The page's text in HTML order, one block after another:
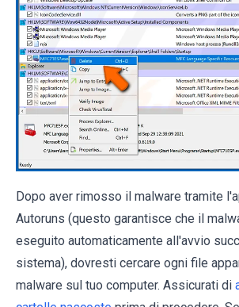
Dopo aver rimosso il malware tramite
Autoruns (questo garantisce che il
eseguito automaticamente all'avvio
sistema), dovresti cercare ogni file
malware sul tuo computer. Assicurati di